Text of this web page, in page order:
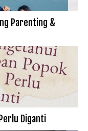
Parenting &
Diganti